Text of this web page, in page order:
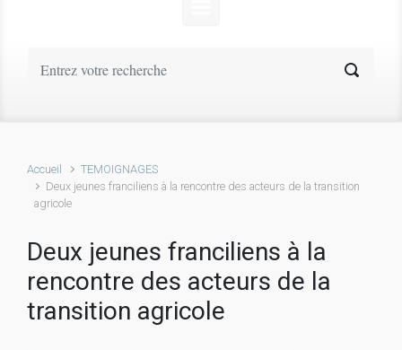
Accueil
TEMOIGNAGES
Deux jeunes franciliens à la rencontre des acteurs de la transition
agricole
Deux jeunes franciliens à la
rencontre des acteurs de la
transition agricole